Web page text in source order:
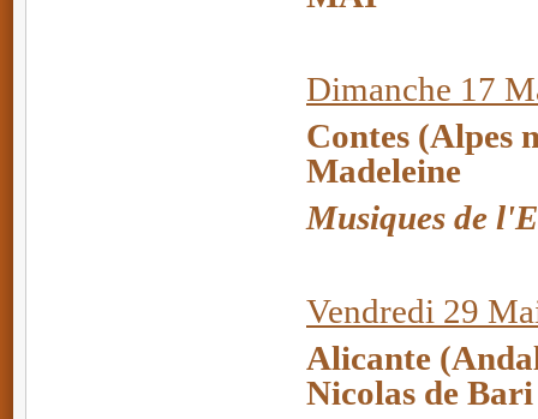
Dimanche 17
Contes (Alpes
Madeleine
Musiques de
Vendredi 29
Alicante
Nicolas de Bari